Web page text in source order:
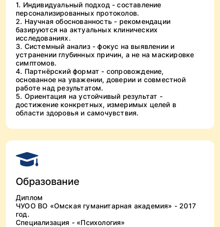
1. Индивидуальный подход - составление
персонализированных протоколов.
2. Научная обоснованность - рекомендации
базируются на актуальных клинических
исследованиях.
3. Системный анализ - фокус на выявлении и
устранении глубинных причин, а не на маскировке
симптомов.
4. Партнёрский формат - сопровождение,
основанное на уважении, доверии и совместной
работе над результатом.
5. Ориентация на устойчивый результат -
достижение конкретных, измеримых целей в
области здоровья и самочувствия.
Образование
Диплом
ЧУОО ВО «Омская гуманитарная академия» - 2017
год.
Специализация - «Психология»